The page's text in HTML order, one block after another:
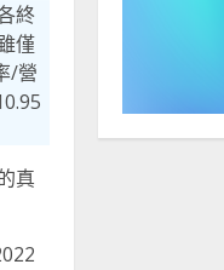
終
僅
/營
真